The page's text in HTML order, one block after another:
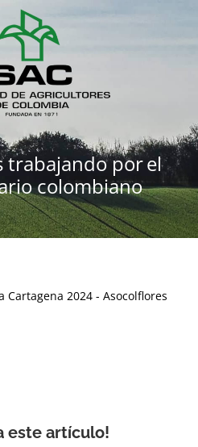
trabajando porel
colombiano
2024 - Asocolflores
este artículo!